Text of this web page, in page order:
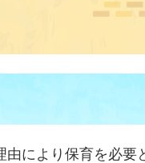
により保育を必要